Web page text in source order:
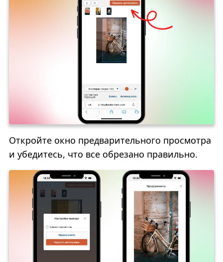
Откройте окно предварительного просмотра
и убедитесь, что все обрезано правильно.